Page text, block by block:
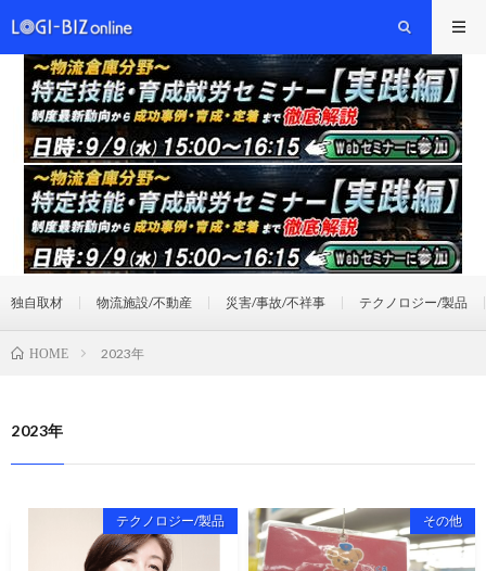
独自取材 物流施設/不動産 災害/事故/不祥事 テクノロジー/製品
HOME 2023年
2023年
テクノロジー/製品 その他